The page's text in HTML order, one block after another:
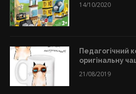
14/10/2020
Педагогічний
оригінальну
21/08/2019